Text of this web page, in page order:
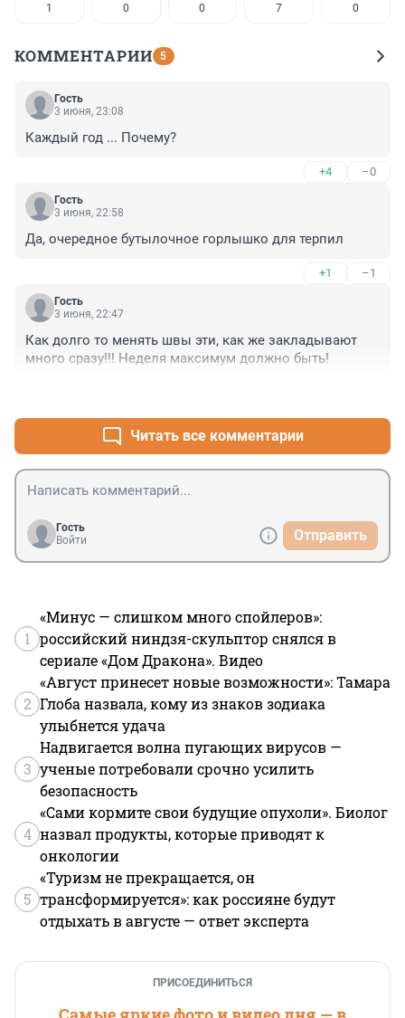
1 0 0 7 0
КОММЕНТАРИИ 5
Гость
3 июня, 23:08
Каждый год ... Почему?
+4 –0
Гость
3 июня, 22:58
Да, очередное бутылочное горлышко для терпил
+1 –1
Гость
3 июня, 22:47
Как долго то менять швы эти, как же закладывают
много сразу!!! Неделя максимум должно быть!
Читать все комментарии
Гость
Войти
Отправить
1
«Минус — слишком много спойлеров»:
российский ниндзя-скульптор снялся в
сериале «Дом Дракона». Видео
2
«Август принесет новые возможности»: Тамара
Глоба назвала, кому из знаков зодиака
улыбнется удача
3
Надвигается волна пугающих вирусов —
ученые потребовали срочно усилить
безопасность
4
«Сами кормите свои будущие опухоли». Биолог
назвал продукты, которые приводят к
онкологии
5
«Туризм не прекращается, он
трансформируется»: как россияне будут
отдыхать в августе — ответ эксперта
ПРИСОЕДИНИТЬСЯ